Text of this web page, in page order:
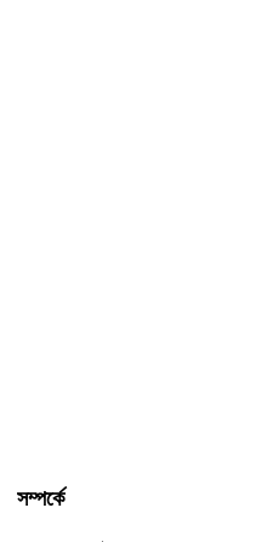
সম্পর্কে